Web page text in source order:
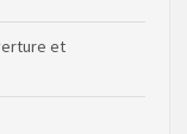
Janvier à Juin